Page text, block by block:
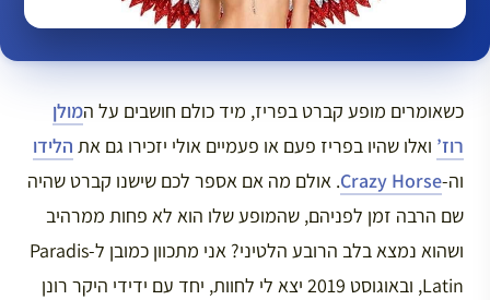
כשאומרים מופע קברט בפריז, מיד כולם חושבים על המולן
רוז’ ואלו שהיו בפריז פעם או פעמיים אולי יזכירו גם את הלידו
וה-Crazy Horse. אולם מה אם אספר לכם שישנו קברט שהיה
שם הרבה זמן לפניהם, שהמופע שלו הוא לא פחות ממרהיב
ושהוא נמצא בלב הרובע הלטיני? אני מתכוון כמובן ל-Paradis
Latin, ובאוגוסט 2019 יצא לי לחוות, יחד עם ידידי היקר רונן